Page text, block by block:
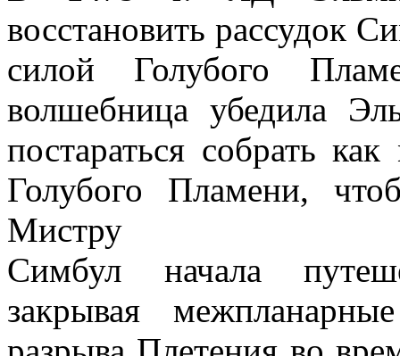
восстановить рассудок
силой Голубого
волшебница убедила
постараться собрать
Голубого Пламени,
Мистру
Симбул начала
закрывая